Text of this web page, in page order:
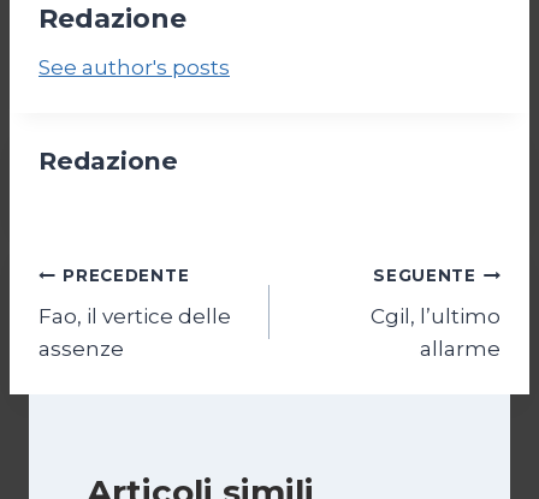
Redazione
See author's posts
Redazione
Navigazione
articoli
PRECEDENTE
Fao, il vertice delle
assenze
SEGUENTE
Cgil, l’ultimo
allarme